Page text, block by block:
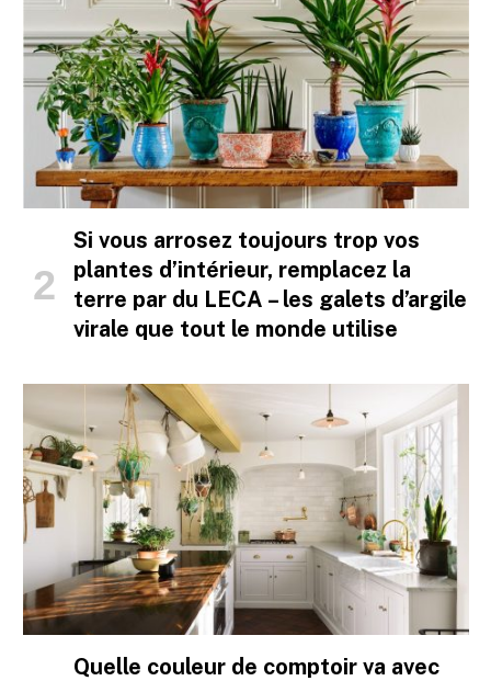
Si vous arrosez toujours trop vos
plantes d’intérieur, remplacez la
terre par du LECA – les galets d’argile
virale que tout le monde utilise
Quelle couleur de comptoir va avec